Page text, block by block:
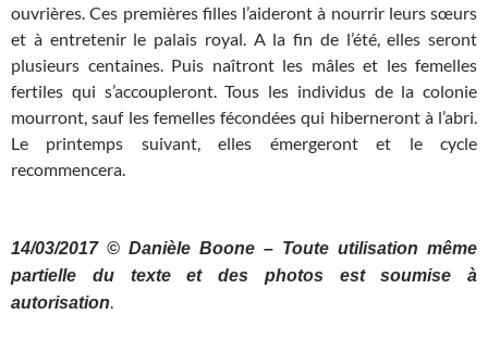
ouvrières. Ces premières filles l’aideront à nourrir leurs sœurs
et à entretenir le palais royal. A la fin de l’été, elles seront
plusieurs centaines. Puis naîtront les mâles et les femelles
fertiles qui s’accoupleront. Tous les individus de la colonie
mourront, sauf les femelles fécondées qui hiberneront à l’abri.
Le printemps suivant, elles émergeront et le cycle
recommencera.
14/03/2017 © Danièle Boone – Toute utilisation même
partielle du texte et des photos est soumise à
autorisation.